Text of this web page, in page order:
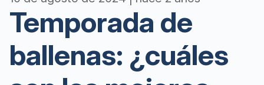
Temporada de
ballenas: ¿cuáles